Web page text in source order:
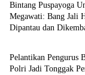
Bintang Puspayoga
Megawati: Bang Jali
Dipantau dan
News
Pelantikan Pengurus
Polri Jadi Tonggak